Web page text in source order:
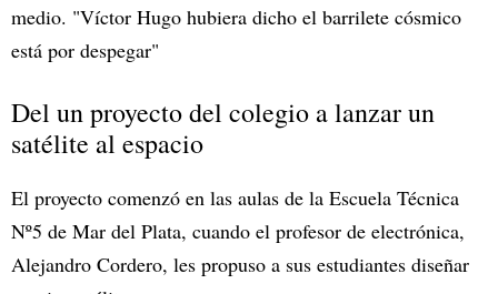
medio. "Víctor Hugo hubiera dicho el barrilete cósmico
está por despegar"
Del un proyecto del colegio a lanzar un
satélite al espacio
El proyecto comenzó en las aulas de la Escuela Técnica
Nº5 de Mar del Plata, cuando el profesor de electrónica,
Alejandro Cordero, les propuso a sus estudiantes diseñar